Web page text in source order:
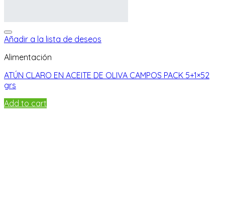
Añadir a la lista de deseos
Alimentación
ATÚN CLARO EN ACEITE DE OLIVA CAMPOS PACK 5+1×52
grs
Add to cart